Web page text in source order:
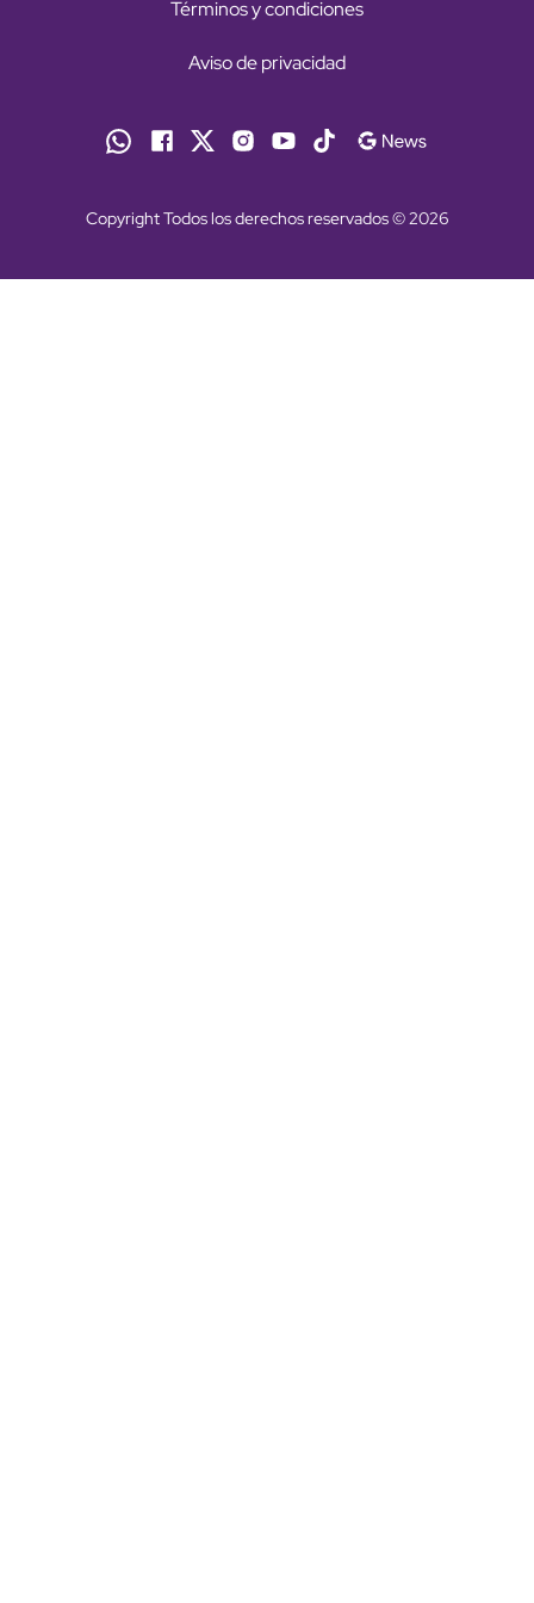
Términos y condiciones
Aviso de privacidad
Copyright Todos los derechos reservados © 2026